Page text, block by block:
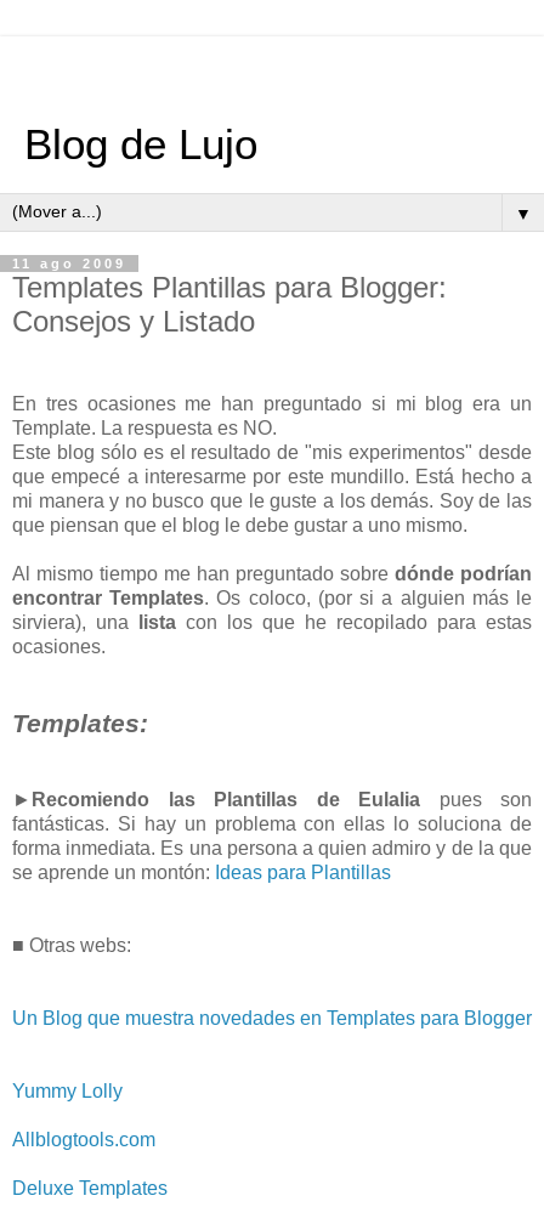
Blog de Lujo
▼
11 ago 2009
Templates Plantillas para Blogger:
Consejos y Listado
En tres ocasiones me han preguntado si mi blog era un
Template. La respuesta es NO.
Este blog sólo es el resultado de "mis experimentos" desde
que empecé a interesarme por este mundillo. Está hecho a
mi manera y no busco que le guste a los demás. Soy de las
que piensan que el blog le debe gustar a uno mismo.
Al mismo tiempo me han preguntado sobre dónde podrían
encontrar Templates. Os coloco, (por si a alguien más le
sirviera), una
lista con los que he recopilado para estas
ocasiones.
Templates:
► Recomiendo las Plantillas de Eulalia pues son
fantásticas. Si hay un problema con ellas lo soluciona de
forma inmediata. Es una persona a quien admiro y de la que
se aprende un montón: Ideas para Plantillas
■ Otras webs:
Un Blog que muestra novedades en Templates para Blogger
Yummy Lolly
Allblogtools.com
Deluxe Templates